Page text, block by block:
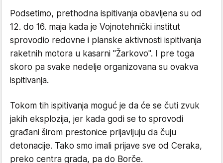
Podsetimo, prethodna ispitivanja obavljena su od
12. do 16. maja kada je Vojnotehnički institut
sprovodio redovne i planske aktivnosti ispitivanja
raketnih motora u kasarni "Žarkovo". I pre toga
skoro pa svake nedelje organizovana su ovakva
ispitivanja.
Tokom tih ispitivanja moguć je da će se čuti zvuk
jakih eksplozija, jer kada godi se to sprovodi
građani širom prestonice prijavljuju da čuju
detonacije. Tako smo imali prijave sve od Ceraka,
preko centra grada, pa do Borče.